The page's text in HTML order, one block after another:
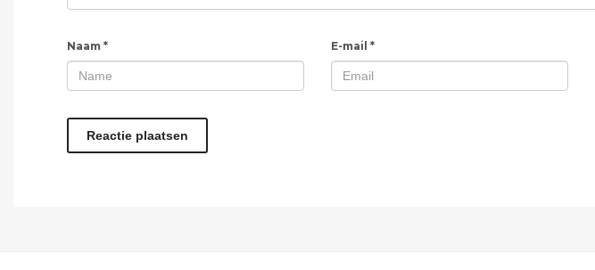
Naam * E-mail *